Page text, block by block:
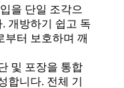
을 단일 조각으
개방하기 쉽고 독
부터 보호하며 깨
및 포장을 통합
합니다. 전체 기